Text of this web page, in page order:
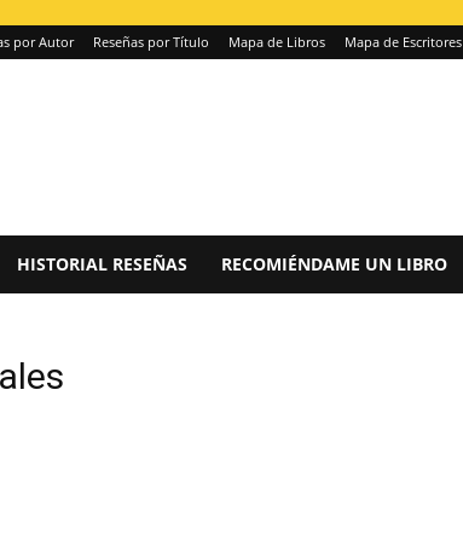
por Autor Reseñas por Título Mapa de Libros Mapa de Escritores
HISTORIAL RESEÑAS RECOMIÉNDAME UN LIBRO